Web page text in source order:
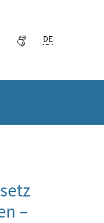
einblenden
Leichter lesenGebärdensprache
Ausgewählte
DE
–